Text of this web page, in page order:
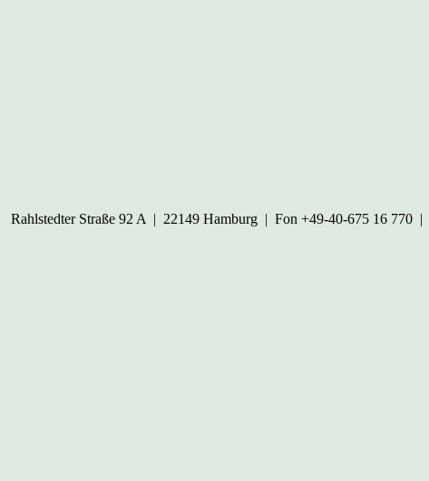
Rahlstedter Straße 92 A | 22149 Hamburg | Fon +49-40-675 16 770 |